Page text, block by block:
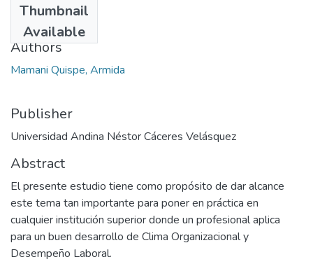
Thumbnail
Available
2022
Authors
Mamani Quispe, Armida
Publisher
Universidad Andina Néstor Cáceres Velásquez
Abstract
El presente estudio tiene como propósito de dar alcance
este tema tan importante para poner en práctica en
cualquier institución superior donde un profesional aplica
para un buen desarrollo de Clima Organizacional y
Desempeño Laboral.